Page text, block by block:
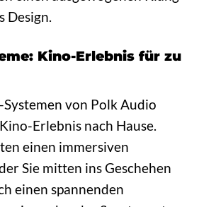
Design.
Kino-Erlebnis für zu
von Polk Audio
Erlebnis nach Hause.
einen immersiven
Sie mitten ins Geschehen
einen spannenden